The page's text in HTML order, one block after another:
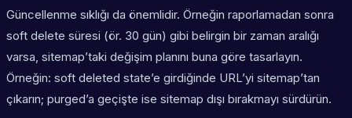
Güncellenme sıklığı da önemlidir. Örneğin raporlamadan sonra
soft delete süresi (ör. 30 gün) gibi belirgin bir zaman aralığı
varsa, sitemap’taki değişim planını buna göre tasarlayın.
Örneğin: soft deleted state’e girdiğinde URL’yi sitemap’tan
çıkarın; purged’a geçişte ise sitemap dışı bırakmayı sürdürün.